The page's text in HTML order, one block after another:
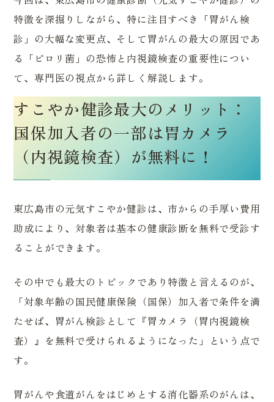
特徴を深掘りしながら、特に注目すべき「胃がん検
診」の大幅な変更点、そして胃がんの最大の原因であ
る「ピロリ菌」の恐怖と内視鏡検査の重要性につい
て、専門医の視点から詳しく解説します。
すこやか健診最大のメリット：
国保加入者の一部は胃カメラ
（内視鏡検査）が無料に！
東広島市の元気すこやか健診は、市からの手厚い費用
助成により、対象者は基本の健康診断を無料で受診す
ることができます。
その中でも最大のトピックであり特徴と言えるのが、
「対象年齢の国民健康保険（国保）加入者で条件を満
たせば、胃がん検診として『胃カメラ（胃内視鏡検
査）』を無料で受けられるようになった」という点で
す。
胃がんや食道がんをはじめとする消化器系のがんは、